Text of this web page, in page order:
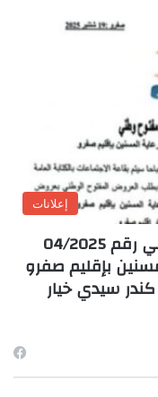
إعلانات
إعلان عن طلب عروض مفتوح وطني رقم 04/2025
بإقليم صفرو
سيدي خيار